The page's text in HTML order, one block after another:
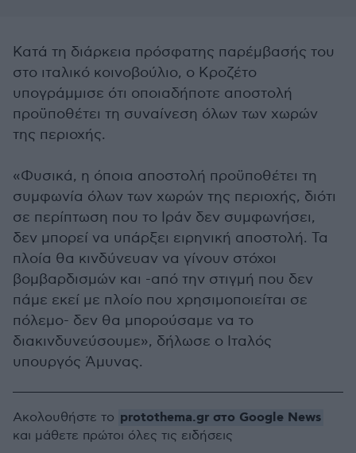
Κατά τη διάρκεια πρόσφατης παρέμβασής του
στο ιταλικό κοινοβούλιο, ο Κροζέτο
υπογράμμισε ότι οποιαδήποτε αποστολή
προϋποθέτει τη συναίνεση όλων των χωρών
της περιοχής.
«Φυσικά, η όποια αποστολή προϋποθέτει τη
συμφωνία όλων των χωρών της περιοχής, διότι
σε περίπτωση που το Ιράν δεν συμφωνήσει,
δεν μπορεί να υπάρξει ειρηνική αποστολή. Τα
πλοία θα κινδύνευαν να γίνουν στόχοι
βομβαρδισμών και -από την στιγμή που δεν
πάμε εκεί με πλοίο που χρησιμοποιείται σε
πόλεμο- δεν θα μπορούσαμε να το
διακινδυνεύσουμε», δήλωσε ο Ιταλός
υπουργός Άμυνας.
Ακολουθήστε το protothema.gr στο Google News
και μάθετε πρώτοι όλες τις ειδήσεις